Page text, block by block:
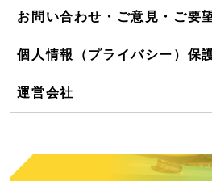
お問い合わせ・ご意見・ご要
個人情報（プライバシー）保
運営会社